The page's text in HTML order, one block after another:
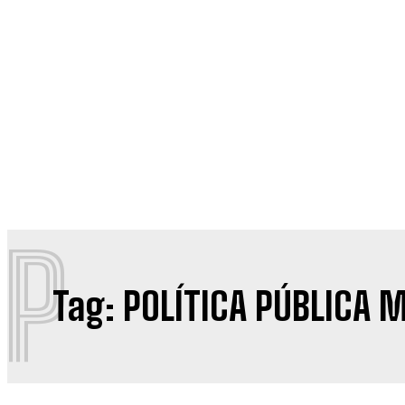
Tag: POLÍTICA PÚBLICA
P